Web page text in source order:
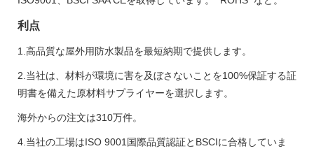
利点
1.高品質な屋外用防水製品を最短納期で提供します。
2.当社は、材料が環境に害を及ぼさないことを100%保証する証
明書を備えた原材料サプライヤーを選択します。
海外からの注文は310万件。
4.当社の工場はISO 9001国際品質認証とBSCIに合格していま